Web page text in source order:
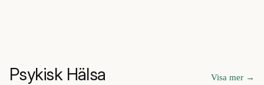
Psykisk Hälsa Visa mer →